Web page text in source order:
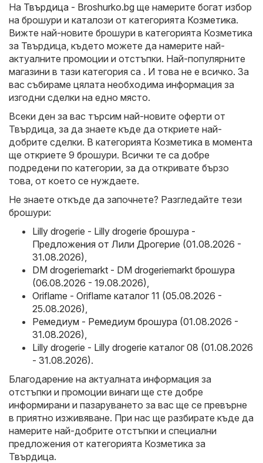
На Твърдица - Broshurko.bg ще намерите богат избор
на брошури и каталози от категорията Козметика.
Вижте най-новите брошури в категорията Козметика
за Твърдица, където можете да намерите най-
актуалните промоции и отстъпки. Най-популярните
магазини в тази категория са . И това не е всичко. За
вас събираме цялата необходима информация за
изгодни сделки на едно място.
Всеки ден за вас търсим най-новите оферти от
Твърдица, за да знаете къде да откриете най-
добрите сделки. В категорията Козметика в момента
ще откриете 9 брошури. Всички те са добре
подредени по категории, за да откривате бързо
това, от което се нуждаете.
Не знаете откъде да започнете? Разгледайте тези
брошури:
Lilly drogerie - Lilly drogerie брошура -
Предложения от Лили Дрогерие (01.08.2026 -
31.08.2026)
DM drogeriemarkt - DM drogeriemarkt брошура
(06.08.2026 - 19.08.2026)
Oriflame - Oriflame каталог 11 (05.08.2026 -
25.08.2026)
Ремедиум - Ремедиум брошура (01.08.2026 -
31.08.2026)
Lilly drogerie - Lilly drogerie каталог 08 (01.08.2026
- 31.08.2026).
Благодарение на актуалната информация за
отстъпки и промоции винаги ще сте добре
информирани и пазаруването за вас ще се превърне
в приятно изживяване. При нас ще разбирате къде да
намерите най-добрите отстъпки и специални
предложения от категорията Козметика за
Твърдица.